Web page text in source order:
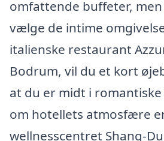
omfattende buffeter,
vælge de intime
italienske restaurant
Bodrum, vil du et kort
at du er midt i romantiske
om hotellets atmosfære
wellnesscentret Shang-